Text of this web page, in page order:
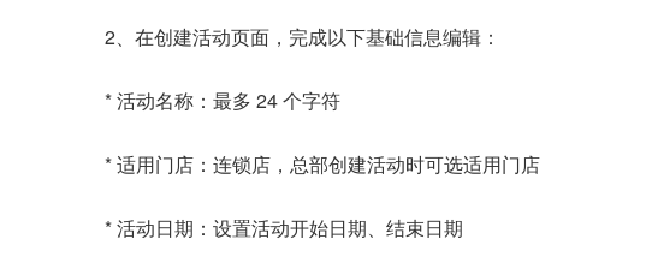
2、在创建活动页面，完成以下基础信息编辑：
* 活动名称：最多 24 个字符
* 适用门店：连锁店，总部创建活动时可选适用门店
* 活动日期：设置活动开始日期、结束日期